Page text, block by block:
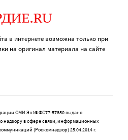
в интернете возможна только при
на оригинал материала на сайте
СМИ Эл № ФС77-57850 выдано
надзору в сфере связи, информационных
(Роскомнадзор) 25.04.2014 г.